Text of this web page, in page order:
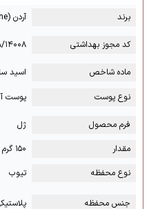
برند آردن (Ardene)
کد مجوز بهداشتی ۳۸/
ماده شاخص
اسید
نوع پوست
پوست
فرم محصول
ژل
مقدار
۱۵۰ گرم
نوع محفظه
تیوب
جنس محفظه